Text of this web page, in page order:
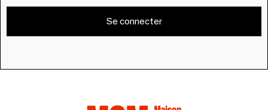
Se connecter